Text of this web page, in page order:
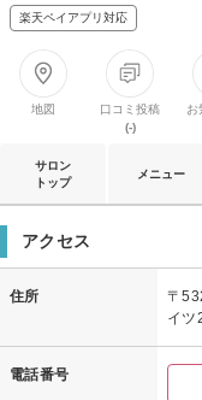
楽天ペイアプリ対応
地図
口コミ投稿
(-)
お
サロン
トップ
メニュー
アクセス
住所
〒
イツ
電話番号